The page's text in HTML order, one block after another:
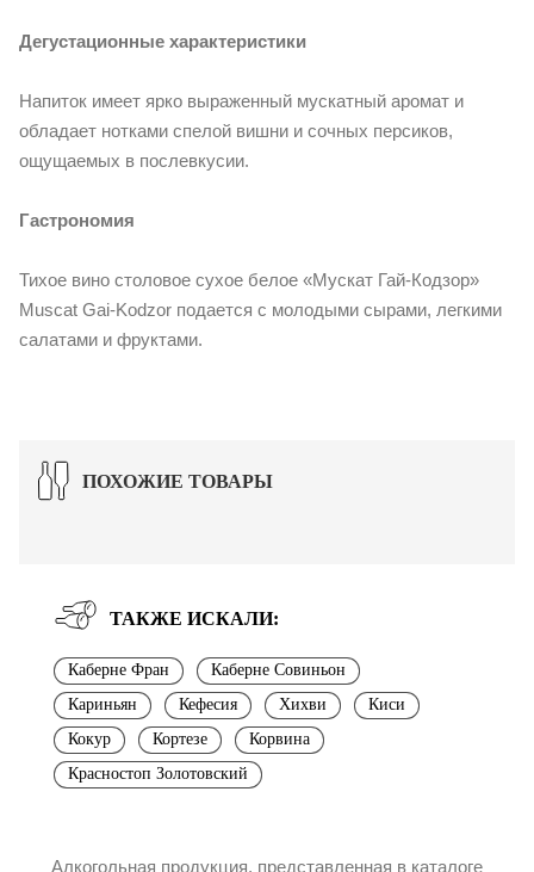
Дегустационные характеристики
Напиток имеет ярко выраженный мускатный аромат и
обладает нотками спелой вишни и сочных персиков,
ощущаемых в послевкусии.
Гастрономия
Тихое вино столовое сухое белое «Мускат Гай-Кодзор»
Muscat Gai-Kodzor подается с молодыми сырами, легкими
салатами и фруктами.
ПОХОЖИЕ ТОВАРЫ
ТАКЖЕ ИСКАЛИ:
Каберне Фран
Каберне Совиньон
Кариньян
Кефесия Хихви
Киси
Кокур
Кортезе
Корвина
Красностоп Золотовский
Алкогольная продукция, представленная в каталоге